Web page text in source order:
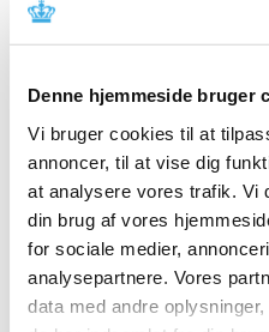
Denne hjemmeside bruger
Vi bruger cookies til at
annoncer, til at vise dig
at analysere vores trafik. Vi
din brug af vores
for sociale medier,
analysepartnere. Vores
data med andre
2018 (150)
2017 (167)
2014 (44)
2013 (49)
2012 (44)
december (2)
november (6)
oktober (4)